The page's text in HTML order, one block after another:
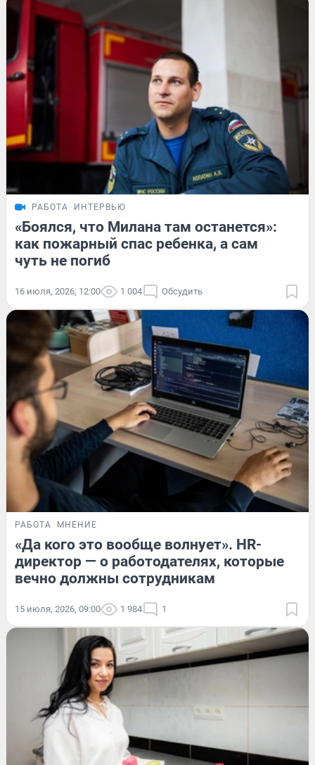
РАБОТА ИНТЕРВЬЮ
«Боялся, что Милана там останется»:
как пожарный спас ребенка, а сам
чуть не погиб
16 июля, 2026, 12:00 1 004 Обсудить
РАБОТА МНЕНИЕ
«Да кого это вообще волнует». HR-
директор — о работодателях, которые
вечно должны сотрудникам
15 июля, 2026, 09:00 1 984 1